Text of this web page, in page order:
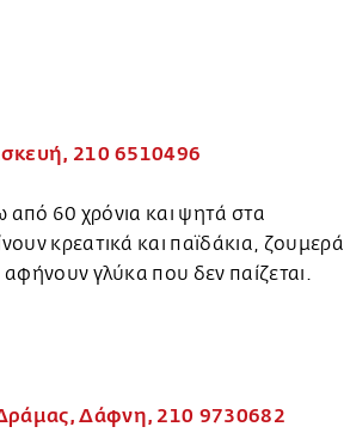
210 6510496
από 60 χρόνια και ψητά στα
κρεατικά και παϊδάκια, ζουμερά
γλύκα που δεν παίζεται.
Δάφνη, 210 9730682